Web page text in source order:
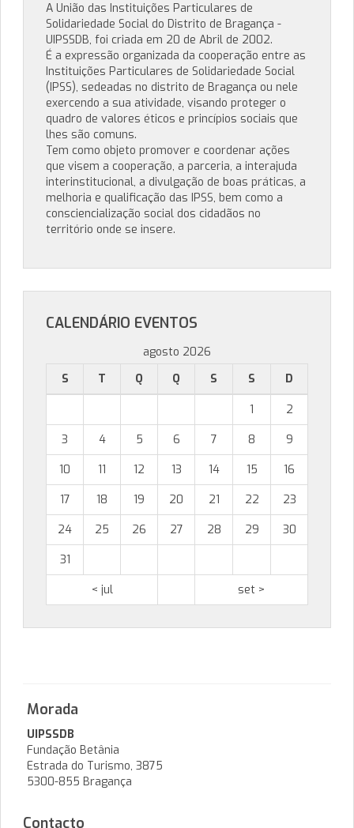
A União das Instituições Particulares de
Solidariedade Social do Distrito de Bragança -
UIPSSDB, foi criada em 20 de Abril de 2002.
É a expressão organizada da cooperação entre as
Instituições Particulares de Solidariedade Social
(IPSS), sedeadas no distrito de Bragança ou nele
exercendo a sua atividade, visando proteger o
quadro de valores éticos e princípios sociais que
lhes são comuns.
Tem como objeto promover e coordenar ações
que visem a cooperação, a parceria, a interajuda
interinstitucional, a divulgação de boas práticas, a
melhoria e qualificação das IPSS, bem como a
consciencialização social dos cidadãos no
território onde se insere.
CALENDÁRIO EVENTOS
agosto 2026
S
T Q Q S S D
1
2
3
4 5 6 7 8
9
10
11 12 13 14 15
16
17
18 19 20 21 22
23
24
25 26 27 28 29
30
31
< jul
set >
Morada
UIPSSDB
Fundação Betânia
Estrada do Turismo, 3875
5300-855 Bragança
Contacto